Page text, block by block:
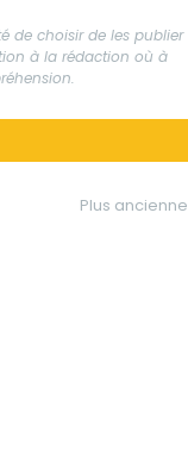
de choisir de les publier
à la rédaction où à
Plus ancienne